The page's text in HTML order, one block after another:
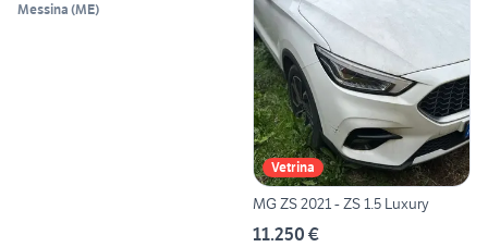
Messina (ME)
Vetrina
MG ZS 2021 - ZS 1.5 Luxury
11.250 €